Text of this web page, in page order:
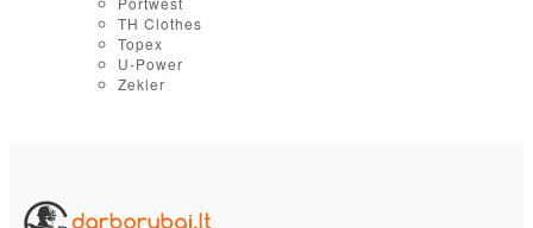
TH Clothes
Topex
U-Power
Zekler